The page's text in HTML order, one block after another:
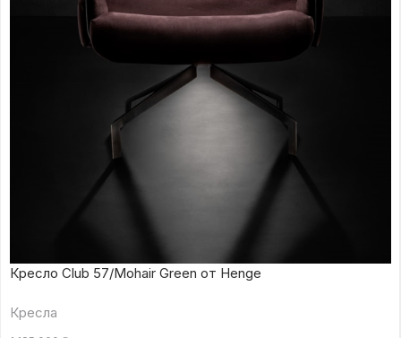
Кресло Club 57/Mohair Green от Henge
Кресла